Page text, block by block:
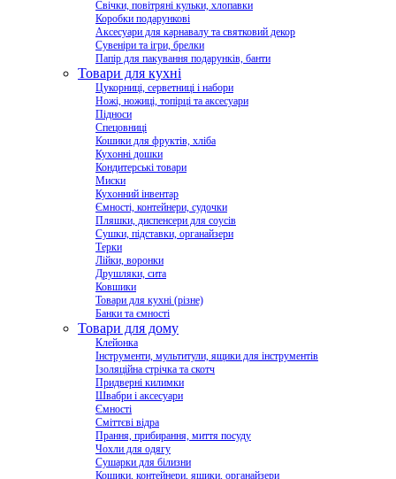
Свічки, повітряні кульки, хлопавки
Коробки подарункові
Аксесуари для карнавалу та святковий декор
Сувеніри та ігри, брелки
Папір для пакування подарунків, банти
Товари для кухні
Цукорниці, серветниці і набори
Ножі, ножиці, топірці та аксесуари
Підноси
Спецовниці
Кошики для фруктів, хліба
Кухонні дошки
Кондитерські товари
Миски
Кухонний інвентар
Ємності, контейнери, судочки
Пляшки, диспенсери для соусів
Сушки, підставки, органайзери
Терки
Лійки, воронки
Друшляки, сита
Ковшики
Товари для кухні (різне)
Банки та ємності
Товари для дому
Клейонка
Інструменти, мультитули, ящики для інструментів
Ізоляційна стрічка та скотч
Придверні килимки
Швабри і аксесуари
Ємності
Сміттєві відра
Прання, прибирання, миття посуду
Чохли для одягу
Сушарки для білизни
Кошики, контейнери, ящики, органайзери